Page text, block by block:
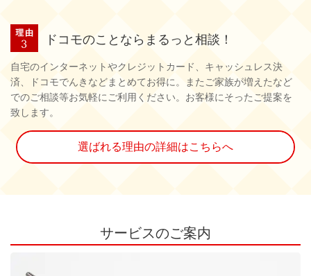
ドコモのことならまるっと相談！
自宅のインターネットやクレジットカード、キャッシュレス決
済、ドコモでんきなどまとめてお得に。またご家族が増えたなど
でのご相談等お気軽にご利用ください。お客様にそったご提案を
致します。
選ばれる理由の詳細はこちらへ
サービスのご案内